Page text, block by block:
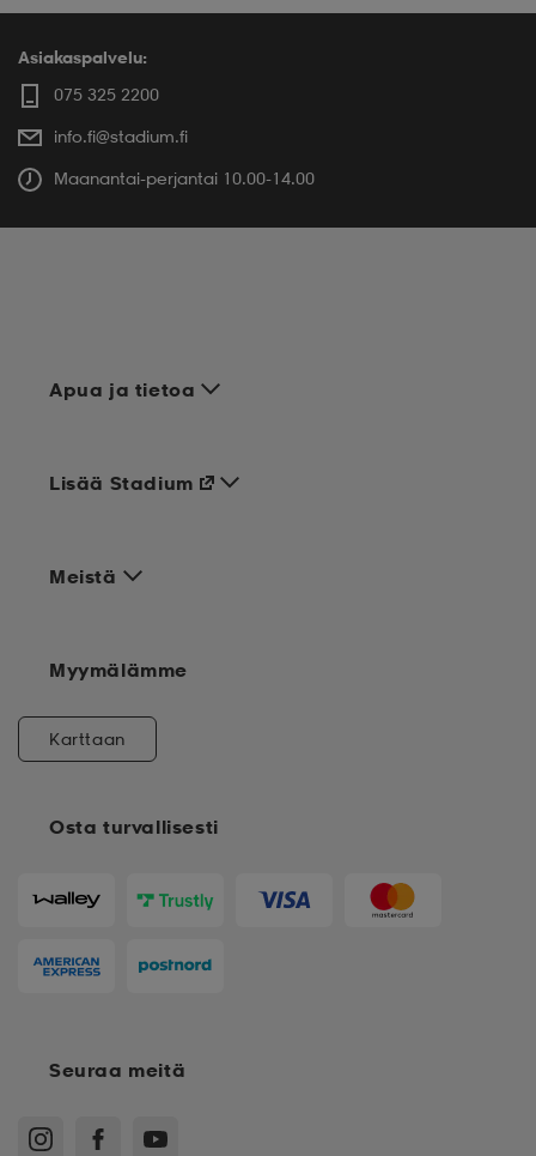
Asiakaspalvelu:
075 325 2200
info.fi@stadium.fi
Maanantai-perjantai 10.00-14.00
Apua ja tietoa
Meistä
Osta turvallisesti
Lisää Stadium
Myymälämme
Karttaan
Seuraa meitä